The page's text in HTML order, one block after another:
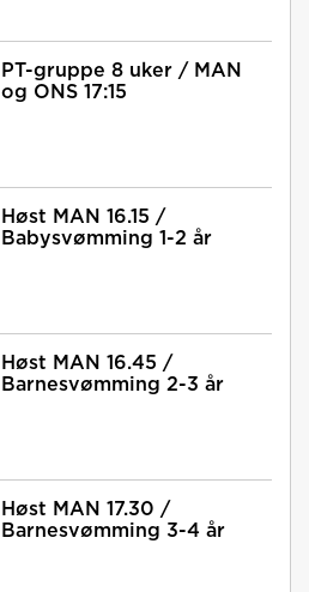
PT-gruppe 8 uker / MAN
og ONS 17:15
Høst MAN 16.15 /
Babysvømming 1-2 år
Høst MAN 16.45 /
Barnesvømming 2-3 år
Høst MAN 17.30 /
Barnesvømming 3-4 år